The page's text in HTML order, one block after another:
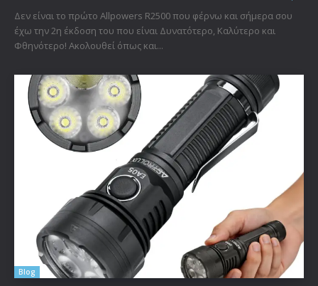
Δεν είναι το πρώτο Allpowers R2500 που φέρνω και σήμερα σου
έχω την 2η έκδοση του που είναι Δυνατότερο, Καλύτερο και
Φθηνότερο! Ακολουθεί όπως και...
Blog